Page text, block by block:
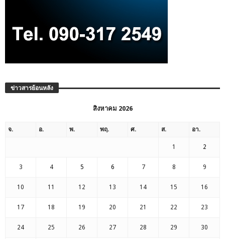
ข่าวสารย้อนหลัง
สิงหาคม 2026
จ. อ. พ. พฤ. ศ. ส. อา.
1 2
3 4 5 6 7 8 9
10 11 12 13 14 15 16
17 18 19 20 21 22 23
24 25 26 27 28 29 30